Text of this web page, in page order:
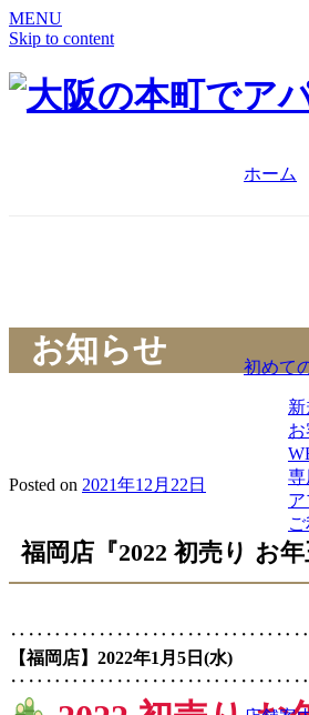
MENU
Skip to content
ホーム
初めて
専
お知らせ
Posted on 2021年12月22日
福岡店『2022 初売り お
【福岡店】2022年1月5日(水)